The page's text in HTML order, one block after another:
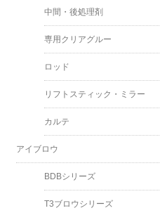
中間・後処理剤
専用クリアグルー
ロッド
リフトスティック・ミラー
カルテ
アイブロウ
BDBシリーズ
T3ブロウシリーズ